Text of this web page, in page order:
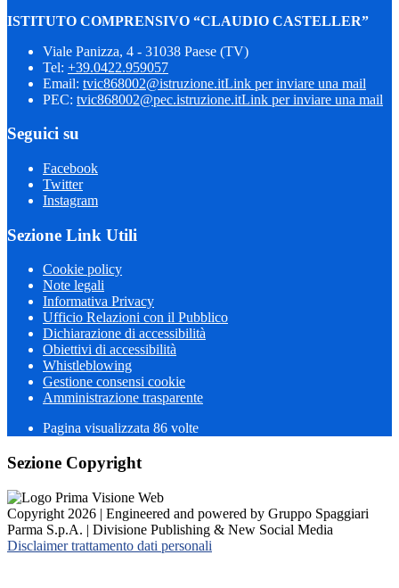
ISTITUTO COMPRENSIVO “CLAUDIO CASTELLER”
Viale Panizza, 4 - 31038 Paese (TV)
Tel: +39.0422.959057
Email: tvic868002@istruzione.itLink per inviare una mail
PEC: tvic868002@pec.istruzione.itLink per inviare una mail
Seguici su
Facebook
Twitter
Instagram
Sezione Link Utili
Cookie policy
Note legali
Informativa Privacy
Ufficio Relazioni con il Pubblico
Dichiarazione di accessibilità
Obiettivi di accessibilità
Whistleblowing
Gestione consensi cookie
Amministrazione trasparente
Pagina visualizzata 86 volte
Sezione Copyright
Copyright 2026 | Engineered and powered by Gruppo Spaggiari
Parma S.p.A. | Divisione Publishing & New Social Media
Disclaimer trattamento dati personali